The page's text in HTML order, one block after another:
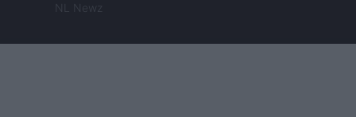
NL Newz